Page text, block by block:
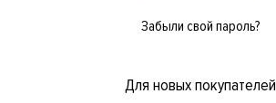
Забыли свой пароль?
Для новых покупателей